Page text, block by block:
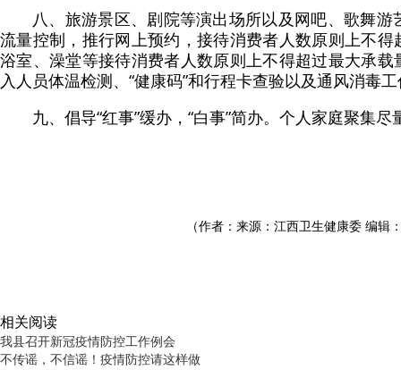
八、旅游景区、剧院等演出场所以及网吧、歌舞
流量控制，推行网上预约，接待消费者人数原则上不得
浴室、澡堂等接待消费者人数原则上不得超过最大承载
入人员体温检测、“健康码”和行程卡查验以及通风消毒
九、倡导“红事”缓办，“白事”简办。个人家庭聚集
（作者：来源：江西卫生健康委 编辑
相关阅读
我县召开新冠疫情防控工作例会
不传谣，不信谣！疫情防控请这样做